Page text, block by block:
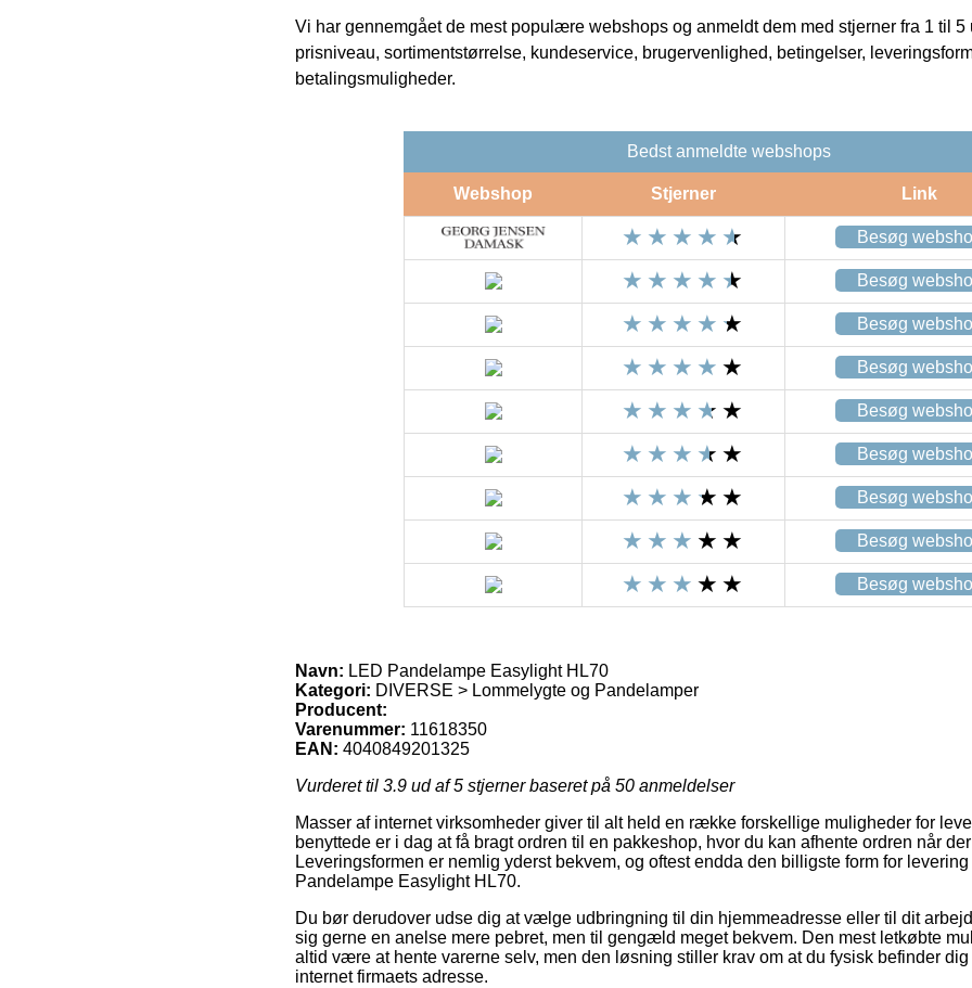
Vi har gennemgået de mest populære webshops og anmeldt dem med stjerner fra 1 til 5
prisniveau, sortimentstørrelse, kundeservice, brugervenlighed, betingelser,
betalingsmuligheder.
Bedst anmeldte webshops
Webshop Stjerner Link
Besøg
Besøg
Besøg
Besøg
Besøg
Besøg
Besøg
Besøg
Besøg
Navn: LED Pandelampe Easylight HL70
Kategori: DIVERSE > Lommelygte og Pandelamper
Producent:
Varenummer: 11618350
EAN: 4040849201325
Vurderet til 3.9 ud af 5 stjerner baseret på 50 anmeldelser
Masser af internet virksomheder giver til alt held en række forskellige muligheder for
benyttede er i dag at få bragt ordren til en pakkeshop, hvor du kan afhente ordren når
Leveringsformen er nemlig yderst bekvem, og oftest endda den billigste form for
Pandelampe Easylight HL70.
Du bør derudover udse dig at vælge udbringning til din hjemmeadresse eller til dit
sig gerne en anelse mere pebret, men til gengæld meget bekvem. Den mest letkøbte
altid være at hente varerne selv, men den løsning stiller krav om at du fysisk befinder dig
internet firmaets adresse.